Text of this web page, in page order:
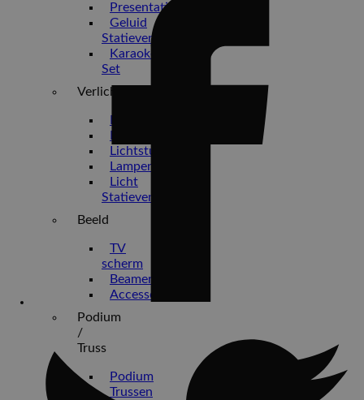
Presentatie
Geluid
Statieven
Karaoke
Set
Verlichting
Lichtsturing
Lampen
Licht
Statieven
Beeld
TV
scherm
Beamer
Accessoires
Podium
/
Truss
Podium
Trussen